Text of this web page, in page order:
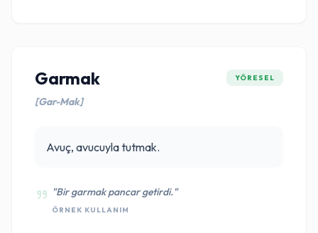
Garmak
[Gar-Mak]
YÖRESEL
Avuç, avucuyla tutmak.
"Bir garmak pancar getirdi."
ÖRNEK KULLANIM